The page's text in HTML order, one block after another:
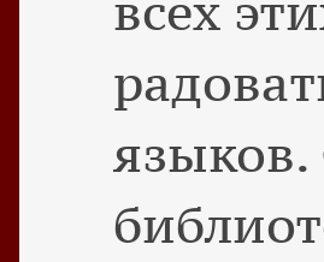
языков.